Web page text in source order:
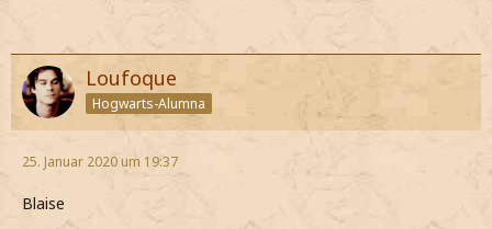
Loufoque
Hogwarts-Alumna
25. Januar 2020 um 19:37
Blaise